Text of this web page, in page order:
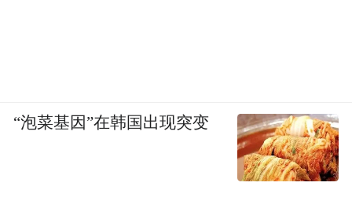
“泡菜基因”在韩国出现突变